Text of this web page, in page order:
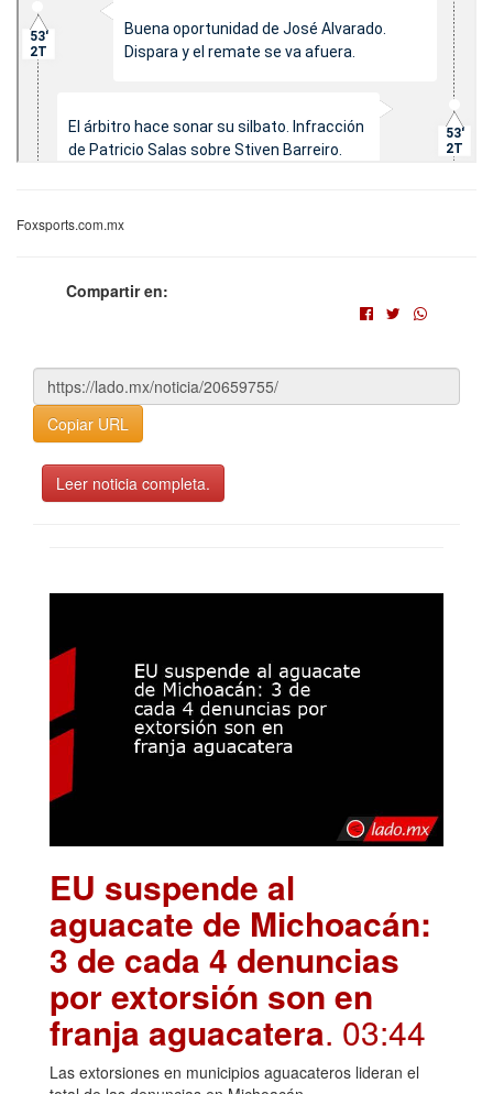
Foxsports.com.mx
Compartir en:
Copiar URL
Leer noticia completa.
EU suspende al
aguacate de Michoacán:
3 de cada 4 denuncias
por extorsión son en
franja aguacatera. 03:44
Las extorsiones en municipios aguacateros lideran el